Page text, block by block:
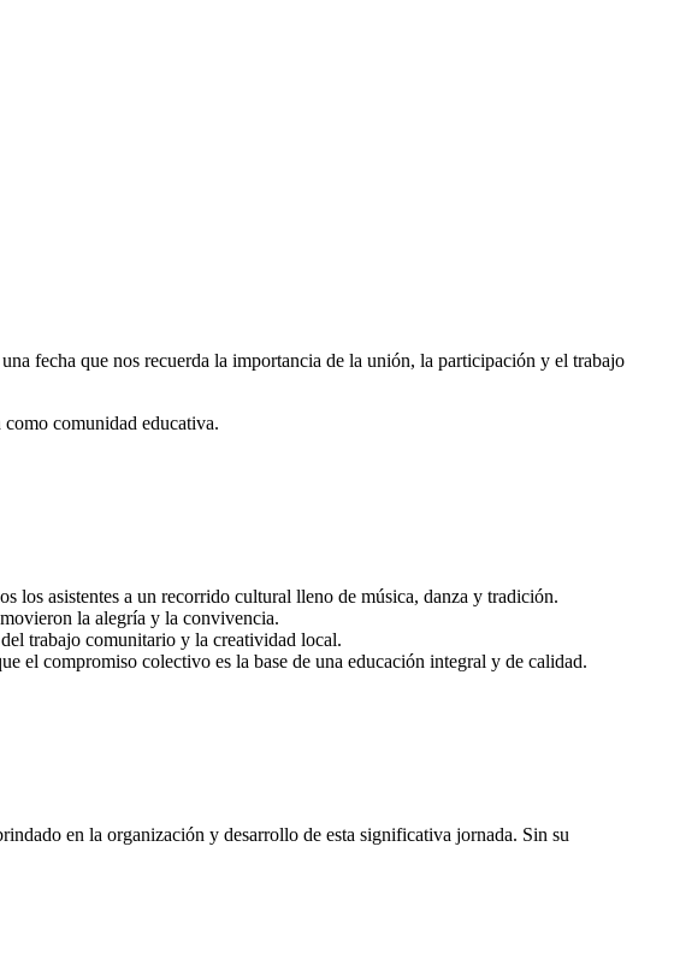
una fecha que nos recuerda la importancia de la unión, la participación y el trabajo
comunidad educativa.
los asistentes a un recorrido cultural lleno de música, danza y tradición.
la alegría y la convivencia.
trabajo comunitario y la creatividad local.
el compromiso colectivo es la base de una educación integral y de calidad.
en la organización y desarrollo de esta significativa jornada. Sin su